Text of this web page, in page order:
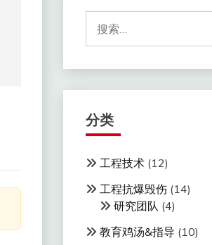
索：
分类
工程技术(12)
工程抗爆毁伤(14)
研究团队 (4)
教育鸡汤&指导 (10)